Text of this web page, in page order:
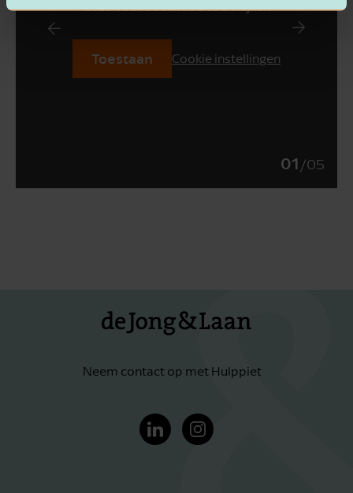
deze YouTube video te bekijken
Toestaan Cookie instellingen
01 /05
Neem contact op met Hulppiet